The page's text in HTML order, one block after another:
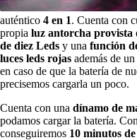
auténtico 4 en 1. Cuenta con
propia luz antorcha provista
de diez Leds y una función
luces leds rojas además de un
en caso de que la batería de
precisemos cargarla un poco.
Cuenta con una dínamo de
podamos cargar la batería.
conseguiremos 10 minutos